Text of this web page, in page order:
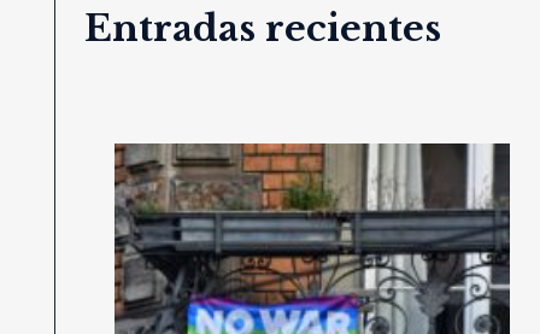
Entradas recientes